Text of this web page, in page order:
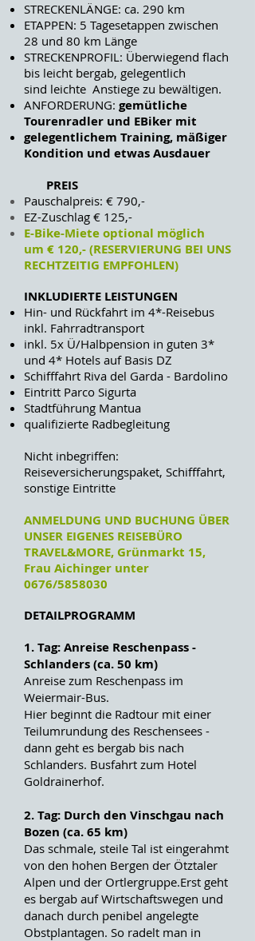
STRECKENLÄNGE: ca. 290 km
ETAPPEN: 5 Tagesetappen zwischen
28 und 80 km Länge
STRECKENPROFIL: Überwiegend flach
bis leicht bergab, gelegentlich
sind leichte Anstiege zu bewältigen.
ANFORDERUNG: gemütliche
Tourenradler und EBiker mit
gelegentlichem Training, mäßiger
Kondition und etwas Ausdauer
PREIS
Pauschalpreis: € 790,-
EZ-Zuschlag € 125,-
E-Bike-Miete optional möglich
um € 120,- (RESERVIERUNG BEI UNS
RECHTZEITIG EMPFOHLEN)
INKLUDIERTE LEISTUNGEN
Hin- und Rückfahrt im 4*-Reisebus
inkl. Fahrradtransport
inkl. 5x Ü/Halbpension in guten 3*
und 4* Hotels auf Basis DZ
Schifffahrt Riva del Garda - Bardolino
Eintritt Parco Sigurta
Stadtführung Mantua
qualifizierte Radbegleitung
Nicht inbegriffen:
Reiseversicherungspaket, Schifffahrt,
sonstige Eintritte
ANMELDUNG UND BUCHUNG ÜBER
UNSER EIGENES REISEBÜRO
TRAVEL&MORE, Grünmarkt 15,
Frau Aichinger unter
0676/5858030
DETAILPROGRAMM
1. Tag: Anreise Reschenpass -
Schlanders (ca. 50 km)
Anreise zum Reschenpass im
Weiermair-Bus.
Hier beginnt die Radtour mit einer
Teilumrundung des Reschensees -
dann geht es bergab bis nach
Schlanders. Busfahrt zum Hotel
Goldrainerhof.
2. Tag: Durch den Vinschgau nach
Bozen (ca. 65 km)
Das schmale, steile Tal ist eingerahmt
von den hohen Bergen der Ötztaler
Alpen und der Ortlergruppe.Erst geht
es bergab auf Wirtschaftswegen und
danach durch penibel angelegte
Obstplantagen. So radelt man in